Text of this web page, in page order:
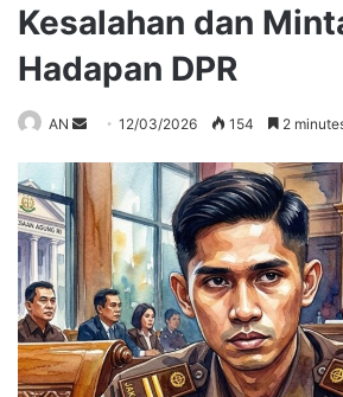
Kesalahan dan
Hadapan DPR
AN
Send
email
12/03/2026 154 2